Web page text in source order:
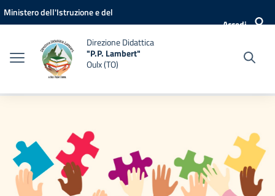
Vai ai contenuti
Vai al menu di navigazione
Vai al footer
Ministero dell'Istruzione e del
Accedi
Direzione Didattica
"P.P. Lambert"
Oulx (TO)